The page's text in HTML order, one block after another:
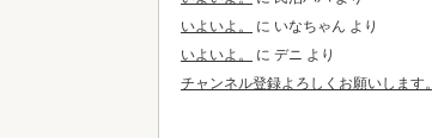
いよいよ。
に いなちゃん より
いよいよ。
に デニ より
チャンネル登録よろしくお願いします。